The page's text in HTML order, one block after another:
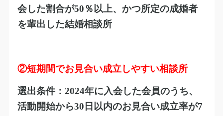
会した割合が50％以上、かつ所定の成婚者
を輩出した結婚相談所
②短期間でお見合い成立しやすい相談所
選出条件： 2024年に入会した会員のうち、
活動開始から30 日以内のお見合い成立率が7